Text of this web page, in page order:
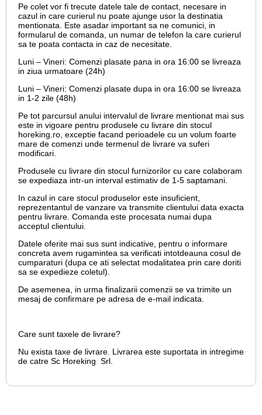
Pe colet vor fi trecute datele tale de contact, necesare in
cazul in care curierul nu poate ajunge usor la destinatia
mentionata. Este asadar important sa ne comunici, in
formularul de comanda, un numar de telefon la care curierul
sa te poata contacta in caz de necesitate.
Luni – Vineri: Comenzi plasate pana in ora 16:00 se livreaza
in ziua urmatoare (24h)
Luni – Vineri: Comenzi plasate dupa in ora 16:00 se livreaza
in 1-2 zile (48h)
Pe tot parcursul anului intervalul de livrare mentionat mai sus
este in vigoare pentru produsele cu livrare din stocul
horeking.ro, exceptie facand perioadele cu un volum foarte
mare de comenzi unde termenul de livrare va suferi
modificari.
Produsele cu livrare din stocul furnizorilor cu care colaboram
se expediaza intr-un interval estimativ de 1-5 saptamani.
In cazul in care stocul produselor este insuficient,
reprezentantul de vanzare va transmite clientului data exacta
pentru livrare. Comanda este procesata numai dupa
acceptul clientului.
Datele oferite mai sus sunt indicative, pentru o informare
concreta avem rugamintea sa verificati intotdeauna cosul de
cumparaturi (dupa ce ati selectat modalitatea prin care doriti
sa se expedieze coletul).
De asemenea, in urma finalizarii comenzii se va trimite un
mesaj de confirmare pe adresa de e-mail indicata.
Care sunt taxele de livrare?
Nu exista taxe de livrare. Livrarea este suportata in intregime
de catre Sc Horeking Srl.